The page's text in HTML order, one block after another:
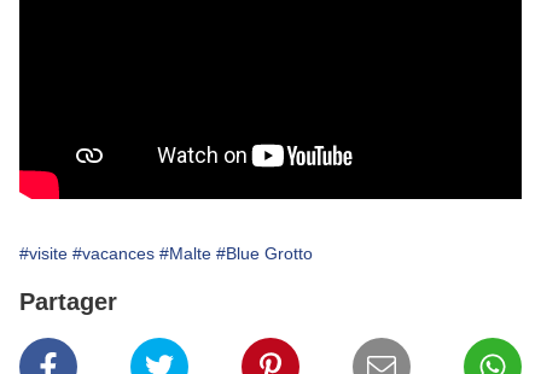
#visite #vacances #Malte #Blue Grotto
Partager